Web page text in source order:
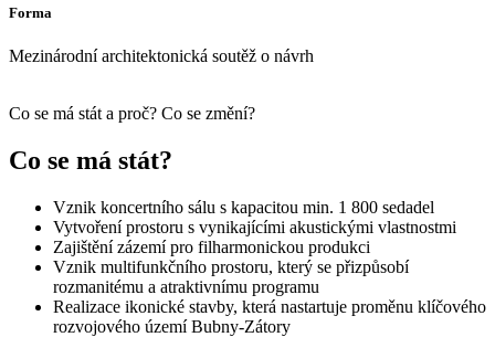
Forma
Mezinárodní architektonická soutěž o návrh
Co se má stát a proč? Co se změní?
Co se má stát?
Vznik koncertního sálu s kapacitou min. 1 800 sedadel
Vytvoření prostoru s vynikajícími akustickými vlastnostmi
Zajištění zázemí pro filharmonickou produkci
Vznik multifunkčního prostoru, který se přizpůsobí
rozmanitému a atraktivnímu programu
Realizace ikonické stavby, která nastartuje proměnu klíčového
rozvojového území Bubny-Zátory